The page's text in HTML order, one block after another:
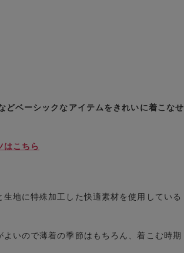
ベーシックなアイテムをきれいに着こなせ
はこちら
地に特殊加工した快適素材を使用している
いので薄着の季節はもちろん、着こむ時期